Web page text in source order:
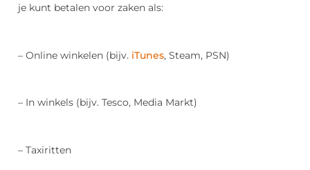
je kunt betalen voor zaken als:
– Online winkelen (bijv. iTunes, Steam, PSN)
– In winkels (bijv. Tesco, Media Markt)
– Taxiritten